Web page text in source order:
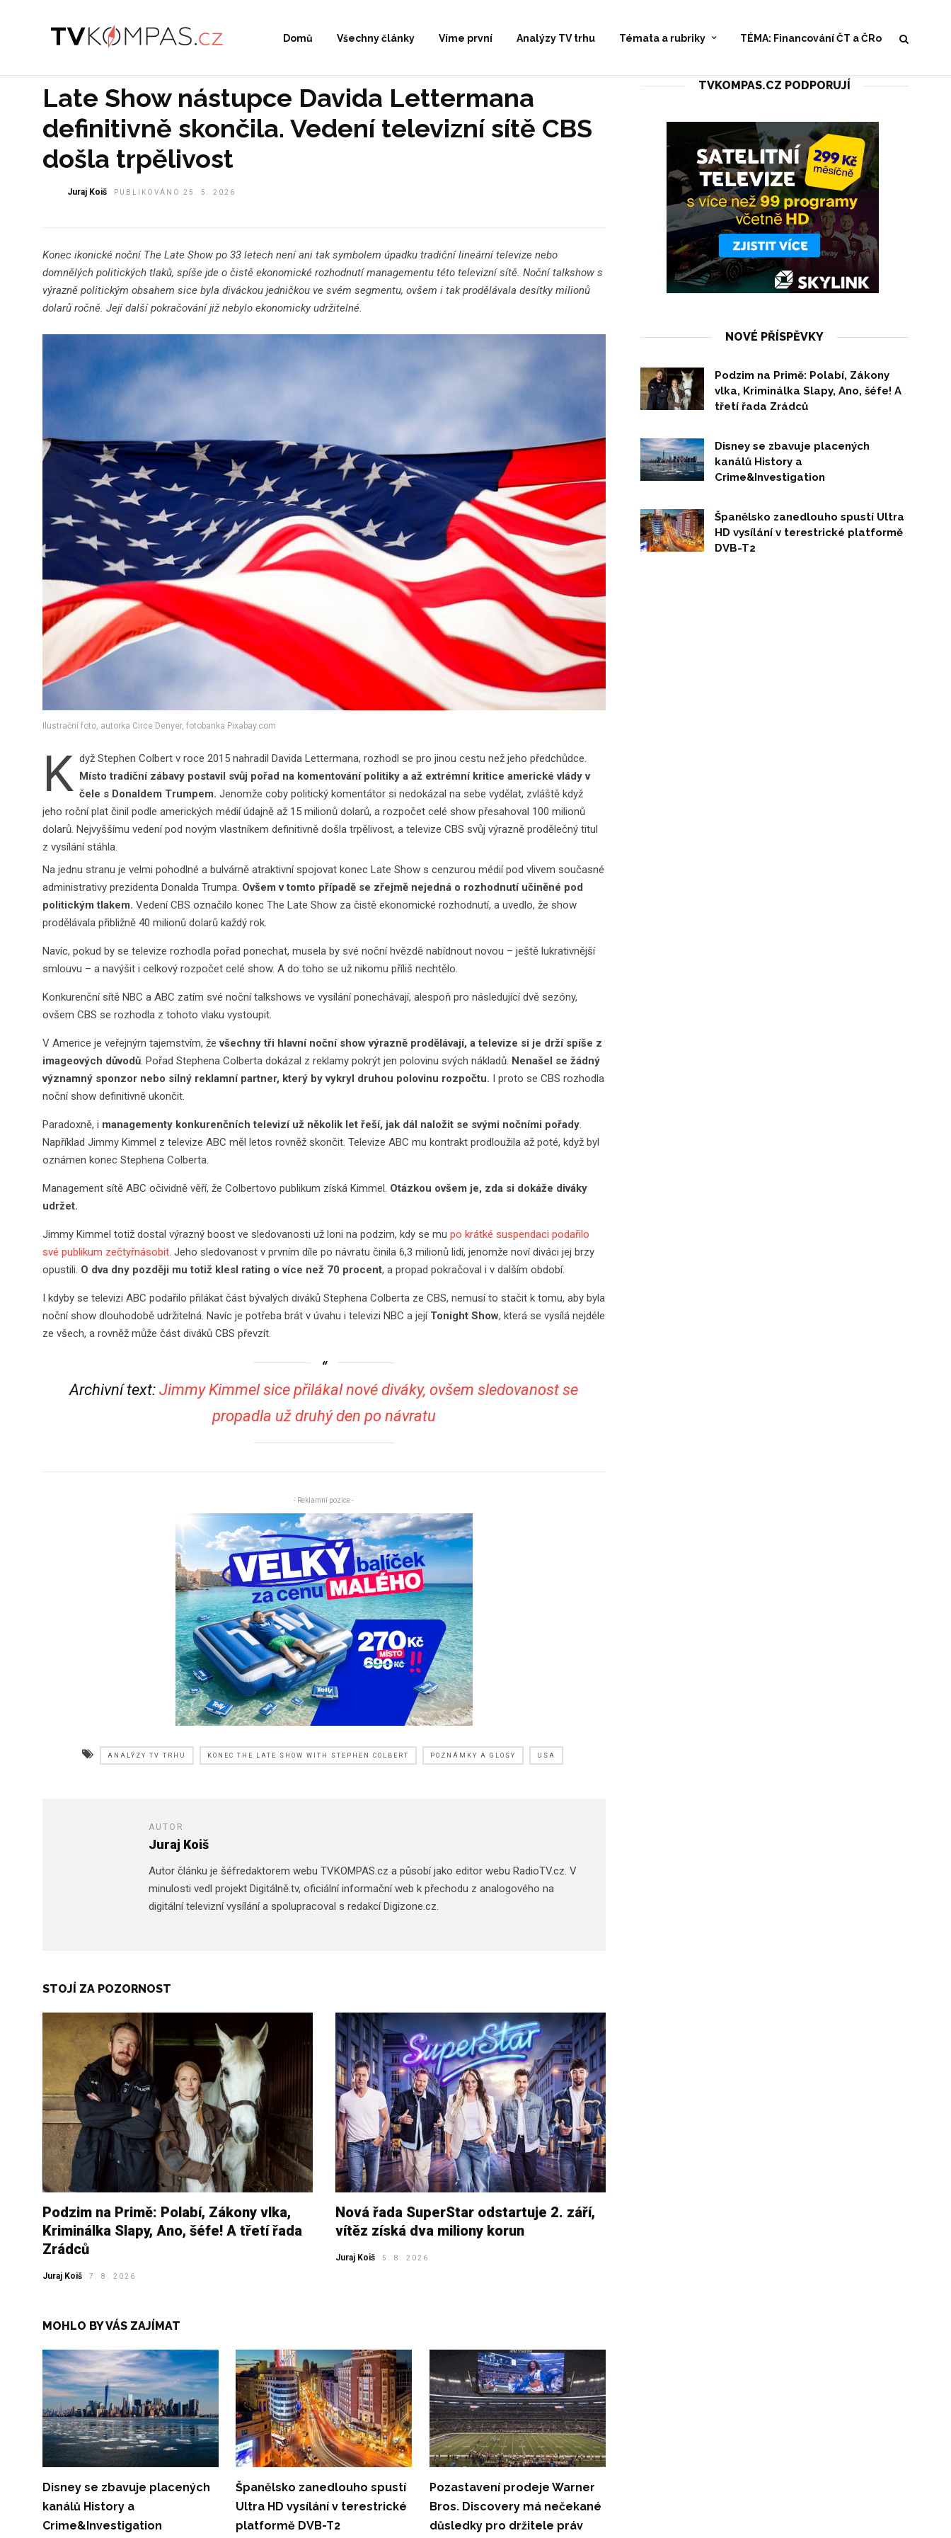
Domů Všechny články Víme první Analýzy TV trhu Témata a rubriky TÉMA: Financování ČT a ČRo
Late Show nástupce Davida Lettermana
definitivně skončila. Vedení televizní sítě CBS
došla trpělivost
Juraj Koiš PUBLIKOVÁNO 25. 5. 2026
Konec ikonické noční The Late Show po 33 letech není ani tak symbolem úpadku tradiční lineární televize nebo
domnělých politických tlaků, spíše jde o čistě ekonomické rozhodnutí managementu této televizní sítě. Noční talkshow s
výrazně politickým obsahem sice byla diváckou jedničkou ve svém segmentu, ovšem i tak prodělávala desítky milionů
dolarů ročně. Její další pokračování již nebylo ekonomicky udržitelné.
Ilustrační foto, autorka Circe Denyer, fotobanka Pixabay.com
K dyž Stephen Colbert v roce 2015 nahradil Davida Lettermana, rozhodl se pro jinou cestu než jeho předchůdce.
Místo tradiční zábavy postavil svůj pořad na komentování politiky a až extrémní kritice americké vlády v
čele s Donaldem Trumpem. Jenomže coby politický komentátor si nedokázal na sebe vydělat, zvláště když
jeho roční plat činil podle amerických médií údajně až 15 milionů dolarů, a rozpočet celé show přesahoval 100 milionů
dolarů. Nejvyššímu vedení pod novým vlastníkem definitivně došla trpělivost, a televize CBS svůj výrazně prodělečný titul
z vysílání stáhla.
Na jednu stranu je velmi pohodlné a bulvárně atraktivní spojovat konec Late Show s cenzurou médií pod vlivem současné
administrativy prezidenta Donalda Trumpa. Ovšem v tomto případě se zřejmě nejedná o rozhodnutí učiněné pod
politickým tlakem. Vedení CBS označilo konec The Late Show za čistě ekonomické rozhodnutí, a uvedlo, že show
prodělávala přibližně 40 milionů dolarů každý rok.
Navíc, pokud by se televize rozhodla pořad ponechat, musela by své noční hvězdě nabídnout novou – ještě lukrativnější
smlouvu – a navýšit i celkový rozpočet celé show. A do toho se už nikomu příliš nechtělo.
Konkurenční sítě NBC a ABC zatím své noční talkshows ve vysílání ponechávají, alespoň pro následující dvě sezóny,
ovšem CBS se rozhodla z tohoto vlaku vystoupit.
V Americe je veřejným tajemstvím, ževšechny tři hlavní noční show výrazně prodělávají, a televize si je drží spíše z
imageových důvodů. Pořad Stephena Colberta dokázal z reklamy pokrýt jen polovinu svých nákladů. Nenašel se žádný
významný sponzor nebo silný reklamní partner, který by vykryl druhou polovinu rozpočtu. I proto se CBS rozhodla
noční show definitivně ukončit.
Paradoxně, i managementy konkurenčních televizí už několik let řeší, jak dál naložit se svými nočními pořady.
Například Jimmy Kimmel z televize ABC měl letos rovněž skončit. Televize ABC mu kontrakt prodloužila až poté, když byl
oznámen konec Stephena Colberta.
Management sítě ABC očividně věří, že Colbertovo publikum získá Kimmel. Otázkou ovšem je, zda si dokáže diváky
udržet.
Jimmy Kimmel totiž dostal výrazný boost ve sledovanosti už loni na podzim, kdy se mu po krátké suspendaci podařilo
své publikum zečtyřnásobit. Jeho sledovanost v prvním díle po návratu činila 6,3 milionů lidí, jenomže noví diváci jej brzy
opustili. O dva dny později mu totiž klesl rating o více než 70 procent, a propad pokračoval i v dalším období.
I kdyby se televizi ABC podařilo přilákat část bývalých diváků Stephena Colberta ze CBS, nemusí to stačit k tomu, aby byla
noční show dlouhodobě udržitelná. Navíc je potřeba brát v úvahu i televizi NBC a její Tonight Show, která se vysílá nejdéle
ze všech, a rovněž může část diváků CBS převzít.
Archivní text:Jimmy Kimmel sice přilákal nové diváky, ovšem sledovanost se
propadla už druhý den po návratu
- Reklamní pozice -
ANALÝZY TV TRHU KONEC THE LATE SHOW WITH STEPHEN COLBERT POZNÁMKY A GLOSY USA
AUTOR
Juraj Koiš
Autor článku je šéfredaktorem webu TVKOMPAS.cz a působí jako editor webu RadioTV.cz. V
minulosti vedl projekt Digitálně.tv, oficiální informační web k přechodu z analogového na
digitální televizní vysílání a spolupracoval s redakcí Digizone.cz.
STOJÍ ZA POZORNOST
Podzim na Primě: Polabí, Zákony vlka,
Kriminálka Slapy, Ano, šéfe! A třetí řada
Zrádců
Juraj Koiš 7. 8. 2026
Nová řada SuperStar odstartuje 2. září,
vítěz získá dva miliony korun
Juraj Koiš 5. 8. 2026
MOHLO BY VÁS ZAJÍMAT
Disney se zbavuje placených
kanálů History a
Crime&Investigation
Španělsko zanedlouho spustí
Ultra HD vysílání v terestrické
platformě DVB-T2
Pozastavení prodeje Warner
Bros. Discovery má nečekané
důsledky pro držitele práv
TVKOMPAS.CZ PODPORUJÍ
NOVÉ PŘÍSPĚVKY
Podzim na Primě: Polabí, Zákony
vlka, Kriminálka Slapy, Ano, šéfe! A
třetí řada Zrádců
Disney se zbavuje placených
kanálů History a
Crime&Investigation
Španělsko zanedlouho spustí Ultra
HD vysílání v terestrické platformě
DVB-T2